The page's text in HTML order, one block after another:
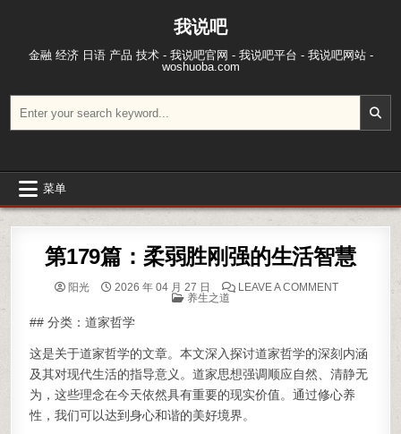
我说吧
金融 经济 日语 产品 技术 - 我说吧官网 - 我说吧平台 - 我说吧网站 -
woshuoba.com
菜单
第179篇：柔弱胜刚强的生活智慧
阳光 2026 年 04 月 27 日 LEAVE A COMMENTON 第179篇
POSTED IN
养生之道
## 分类：道家哲学
这是关于道家哲学的文章。本文深入探讨道家哲学的深刻内涵
及其对现代生活的指导意义。道家思想强调顺应自然、清静无
为，这些理念在今天依然具有重要的现实价值。通过修心养
性，我们可以达到身心和谐的美好境界。